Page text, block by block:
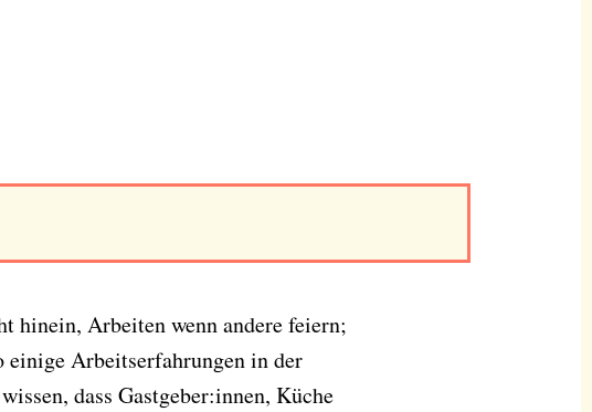
hinein, Arbeiten wenn andere feiern;
Arbeitserfahrungen in der
dass Gastgeber:innen, Küche